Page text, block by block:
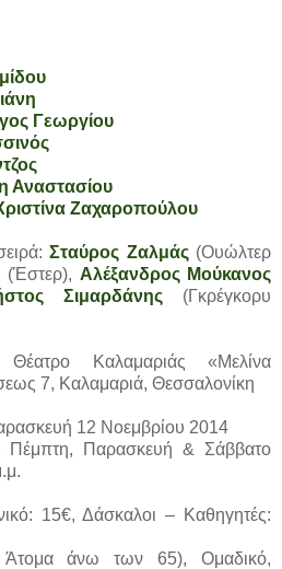
Γεωργίου
Αναστασίου
Ζαχαροπούλου
Σταύρος Ζαλμάς(Ουώλτερ
(Έστερ), Αλέξανδρος Μούκανος
Σιμαρδάνης
(Γκρέγκορυ
Καλαμαριάς «Μελίνα
7, Καλαμαριά, Θεσσαλονίκη
12 Νοεμβρίου 2014
Πέμπτη, Παρασκευή & Σάββατο
15€, Δάσκαλοι – Καθηγητές:
Άτομα άνω των 65), Ομαδικό,